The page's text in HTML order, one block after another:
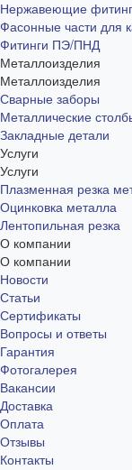
Нержавеющие
Фасонные части для
Фитинги ПЭ/ПНД
Металлоизделия
Металлоизделия
Сварные заборы
Металлические
Закладные детали
Услуги
Услуги
Плазменная резка
Оцинковка металла
Лентопильная резка
О компании
О компании
Новости
Статьи
Сертификаты
Вопросы и ответы
Гарантия
Фотогалерея
Вакансии
Доставка
Оплата
Отзывы
Контакты